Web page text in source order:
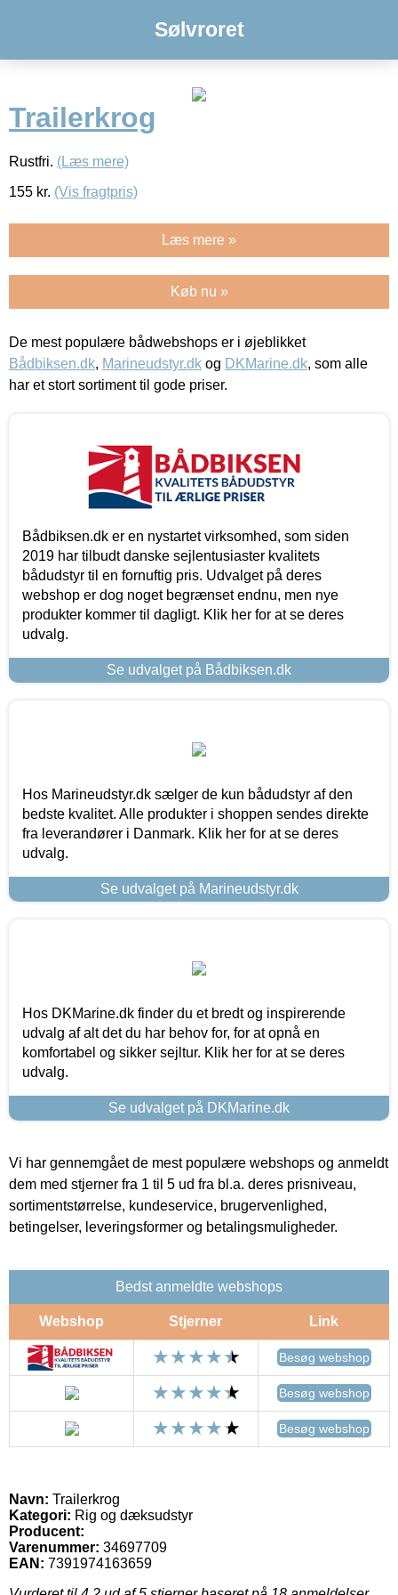
Sølvroret
Trailerkrog
Rustfri. (Læs mere)
155 kr. (Vis fragtpris)
Læs mere »
Køb nu »
De mest populære bådwebshops er i øjeblikket
Bådbiksen.dk, Marineudstyr.dk og DKMarine.dk, som alle
har et stort sortiment til gode priser.
Bådbiksen.dk er en nystartet virksomhed, som siden
2019 har tilbudt danske sejlentusiaster kvalitets
bådudstyr til en fornuftig pris. Udvalget på deres
webshop er dog noget begrænset endnu, men nye
produkter kommer til dagligt. Klik her for at se deres
udvalg.
Se udvalget på Bådbiksen.dk
Hos Marineudstyr.dk sælger de kun bådudstyr af den
bedste kvalitet. Alle produkter i shoppen sendes direkte
fra leverandører i Danmark. Klik her for at se deres
udvalg.
Se udvalget på Marineudstyr.dk
Hos DKMarine.dk finder du et bredt og inspirerende
udvalg af alt det du har behov for, for at opnå en
komfortabel og sikker sejltur. Klik her for at se deres
udvalg.
Se udvalget på DKMarine.dk
Vi har gennemgået de mest populære webshops og anmeldt
dem med stjerner fra 1 til 5 ud fra bl.a. deres prisniveau,
sortimentstørrelse, kundeservice, brugervenlighed,
betingelser, leveringsformer og betalingsmuligheder.
Bedst anmeldte webshops
Webshop Stjerner Link
Besøg webshop
Besøg webshop
Besøg webshop
Navn: Trailerkrog
Kategori: Rig og dæksudstyr
Producent:
Varenummer: 34697709
EAN: 7391974163659